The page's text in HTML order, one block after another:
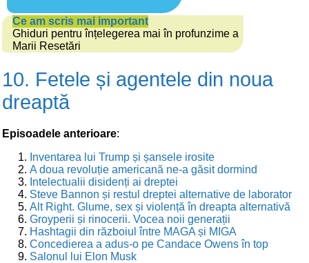
Ce am scris mai important
Ghiduri pentru înțelegerea mai în profunzime a
Marii Resetări
10. Fetele și agentele din noua
dreaptă
Episoadele anterioare:
Inventarea lui Trump și șansele irosite
A doua revoluție americană ne-a găsit dormind
Intelectualii disidenți ai dreptei
Steve Bannon și restul dreptei alternative de laborator
Alt Right. Glume, sex și violență în dreapta alternativă
Groyperii și rinocerii. Vocea noii generații
Hashtagii din războiul între MAGA și MIGA
Concedierea a adus-o pe Candace Owens în top
Salonul lui Elon Musk